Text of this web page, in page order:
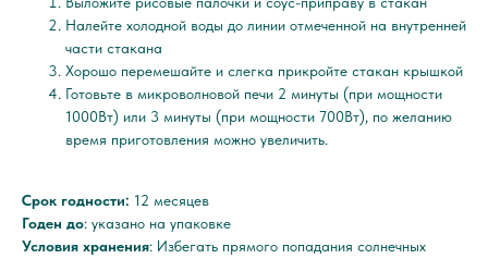
Налейте холодной воды до линии отмеченной на внутренней
части стакана
Хорошо перемешайте и слегка прикройте стакан крышкой
Готовьте в микроволновой печи 2 минуты (при мощности
1000Вт) или 3 минуты (при мощности 700Вт), по желанию
время приготовления можно увеличить.
Срок годности: 12 месяцев
Годен до: указано на упаковке
Условия хранения: Избегать прямого попадания солнечных